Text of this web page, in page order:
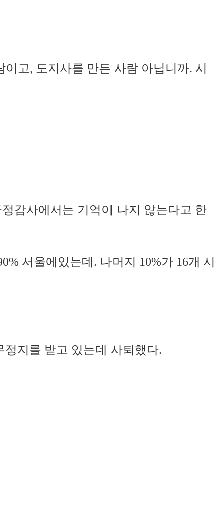
고, 도지사를 만든 사람 아닙니까. 시
감사에서는 기억이 나지 않는다고 한
서울에있는데. 나머지 10%가 16개 시
지를 받고 있는데 사퇴했다.